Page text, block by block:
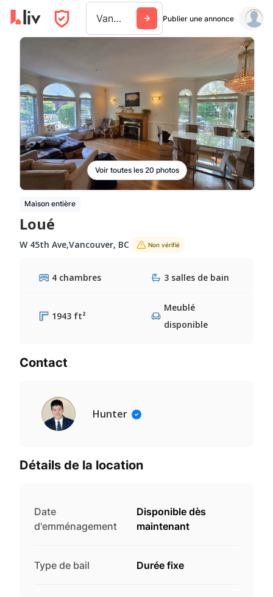
Vancouver Publier une annonce
Voir toutes les 20 photos
Maison entière
Loué
W 45th Ave,Vancouver, BC Non vérifié
4 chambres 3 salles de bain
1943 ft²
Meublé
disponible
Contact
Hunter
Détails de la location
Date
d'emménagement
Disponible dès
maintenant
Type de bail Durée fixe